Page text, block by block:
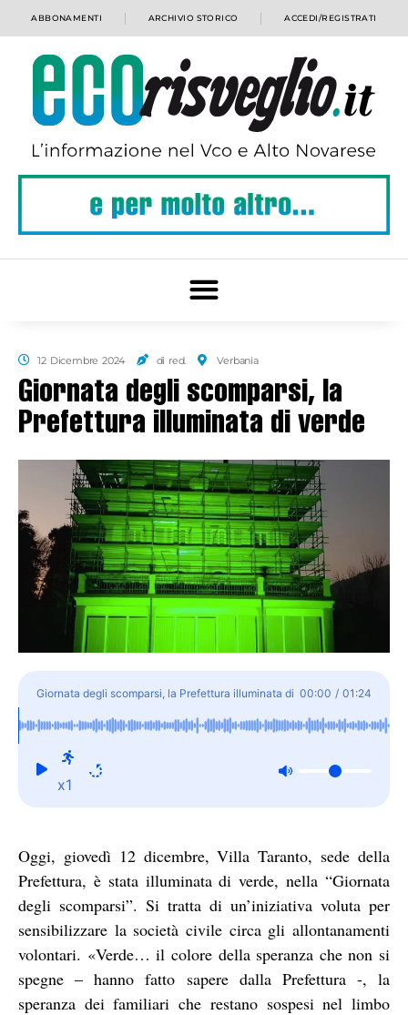
ABBONAMENTI ARCHIVIO STORICO ACCEDI/REGISTRATI
12 Dicembre 2024 di red. Verbania
Giornata degli scomparsi, la
Prefettura illuminata di verde
Giornata degli scomparsi, la Prefettura illuminata di
verde
00:00 / 01:24
x1
Oggi, giovedì 12 dicembre, Villa Taranto, sede della
Prefettura, è stata illuminata di verde, nella “Giornata
degli scomparsi”. Si tratta di un’iniziativa voluta per
sensibilizzare la società civile circa gli allontanamenti
volontari. «Verde… il colore della speranza che non si
spegne – hanno fatto sapere dalla Prefettura -, la
speranza dei familiari che restano sospesi nel limbo